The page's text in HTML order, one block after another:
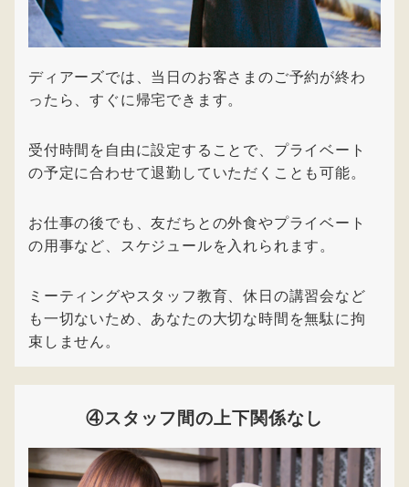
ディアーズでは、当日のお客さまのご予約が終わ
ったら、すぐに帰宅できます。
受付時間を自由に設定することで、プライベート
の予定に合わせて退勤していただくことも可能。
お仕事の後でも、友だちとの外食やプライベート
の用事など、スケジュールを入れられます。
ミーティングやスタッフ教育、休日の講習会など
も一切ないため、あなたの大切な時間を無駄に拘
束しません。
④スタッフ間の上下関係なし